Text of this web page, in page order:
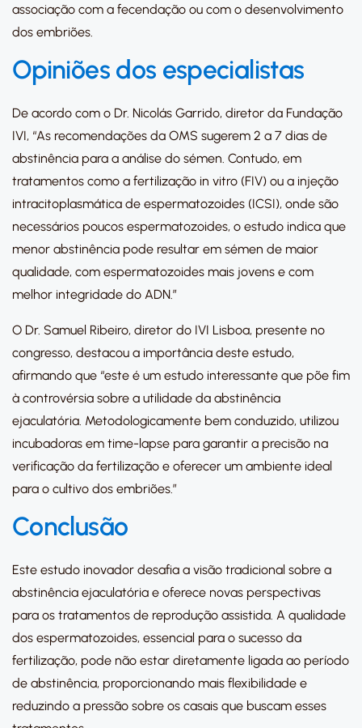
associação com a fecendação ou com o desenvolvimento
dos embriões.
Opiniões dos especialistas
De acordo com o Dr. Nicolás Garrido, diretor da Fundação
IVI, “As recomendações da OMS sugerem 2 a 7 dias de
abstinência para a análise do sémen. Contudo, em
tratamentos como a fertilização in vitro (FIV) ou a injeção
intracitoplasmática de espermatozoides (ICSI), onde são
necessários poucos espermatozoides, o estudo indica que
menor abstinência pode resultar em sémen de maior
qualidade, com espermatozoides mais jovens e com
melhor integridade do ADN.”
O Dr. Samuel Ribeiro, diretor do IVI Lisboa, presente no
congresso, destacou a importância deste estudo,
afirmando que “este é um estudo interessante que põe fim
à controvérsia sobre a utilidade da abstinência
ejaculatória. Metodologicamente bem conduzido, utilizou
incubadoras em time-lapse para garantir a precisão na
verificação da fertilização e oferecer um ambiente ideal
para o cultivo dos embriões.”
Conclusão
Este estudo inovador desafia a visão tradicional sobre a
abstinência ejaculatória e oferece novas perspectivas
para os tratamentos de reprodução assistida. A qualidade
dos espermatozoides, essencial para o sucesso da
fertilização, pode não estar diretamente ligada ao período
de abstinência, proporcionando mais flexibilidade e
reduzindo a pressão sobre os casais que buscam esses